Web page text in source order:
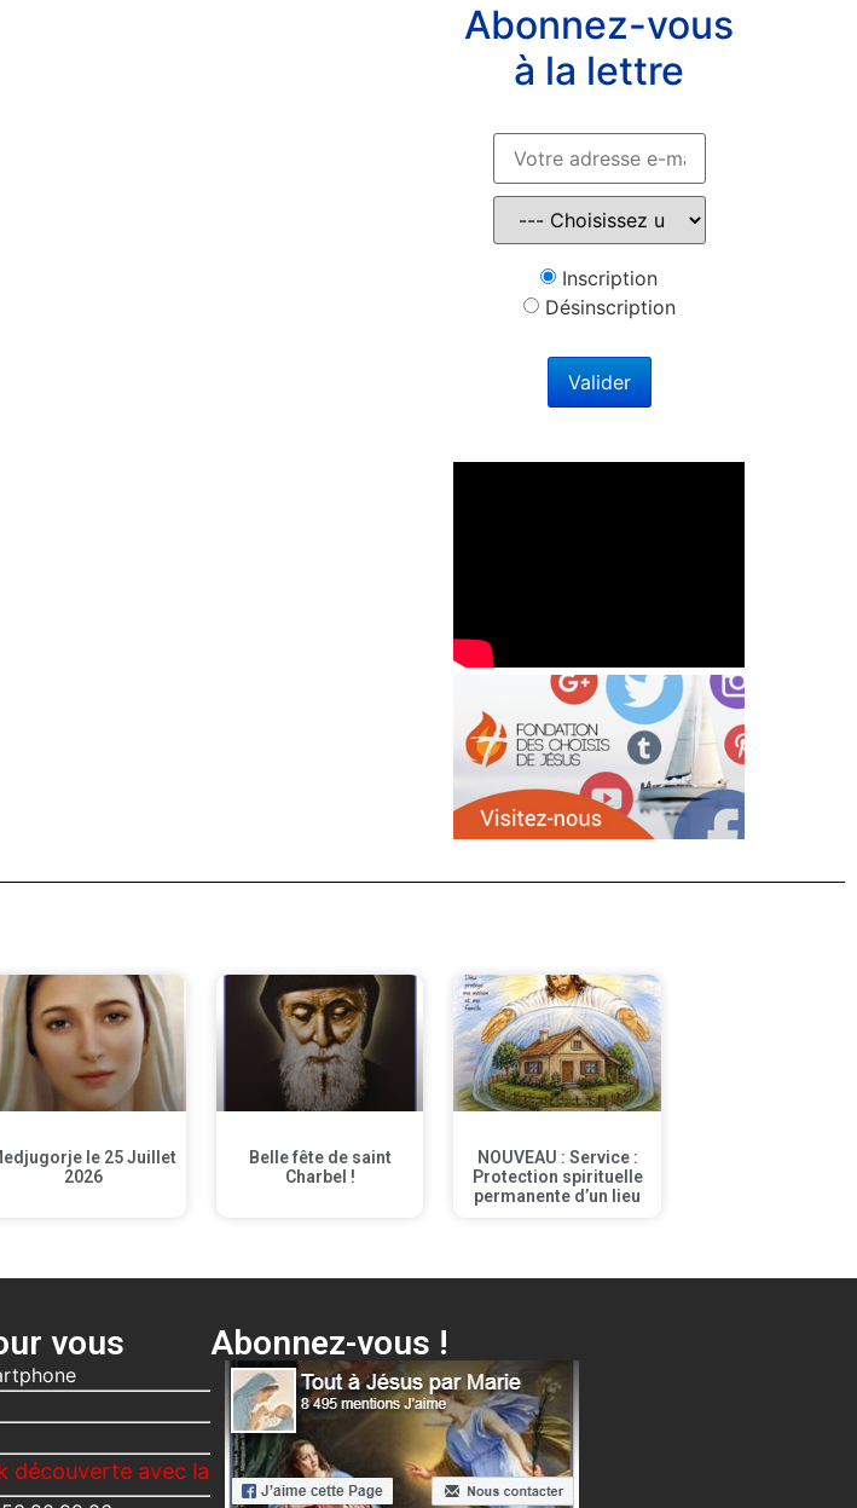
Abonnez-vous
à la lettre
Inscription
Désinscription
le 25 Juillet
2026
Belle fête de saint
Charbel !
NOUVEAU : Service :
Protection spirituelle
permanente d’un lieu
vous
avec la Bonne Nouvelle, Le Voici ta Mère + différentes surprises…
Abonnez-vous !